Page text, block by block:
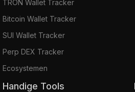
TRON Wallet Tracker
Bitcoin Wallet Tracker
SUI Wallet Tracker
Perp DEX Tracker
Ecosystemen
Handige Tools